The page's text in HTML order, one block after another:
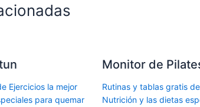
Ejercicios la mejor
para quemar
Monitor de
Rutinas y tablas gratis
Nutrición y las dietas